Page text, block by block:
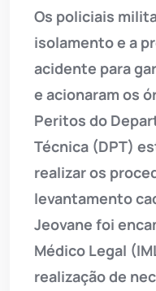
Os policiais
isolamento e a
acidente para
e acionaram os
Peritos do
Técnica (DPT)
realizar os
levantamento
Jeovane foi
Médico Legal
realização de